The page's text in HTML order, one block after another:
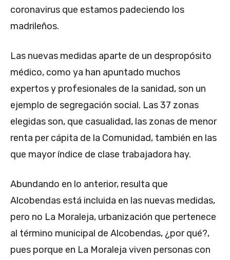
coronavirus que estamos padeciendo los
madrileños.
Las nuevas medidas aparte de un despropósito
médico, como ya han apuntado muchos
expertos y profesionales de la sanidad, son un
ejemplo de segregación social. Las 37 zonas
elegidas son, que casualidad, las zonas de menor
renta per cápita de la Comunidad, también en las
que mayor índice de clase trabajadora hay.
Abundando en lo anterior, resulta que
Alcobendas está incluida en las nuevas medidas,
pero no La Moraleja, urbanización que pertenece
al término municipal de Alcobendas, ¿por qué?,
pues porque en La Moraleja viven personas con